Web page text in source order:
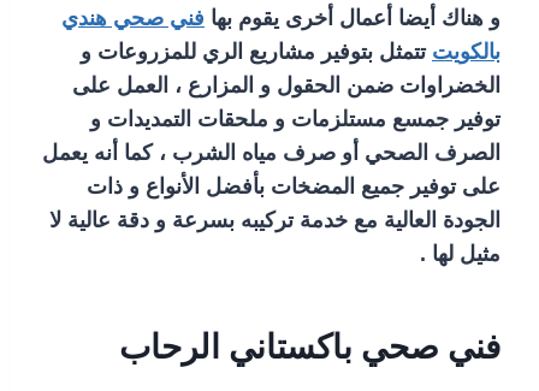
و هناك أيضا أعمال أخرى يقوم بها فني صحي هندي
بالكويت تتمثل بتوفير مشاريع الري للمزروعات و
الخضراوات ضمن الحقول و المزارع ، العمل على
توفير جمسع مستلزمات و ملحقات التمديدات و
الصرف الصحي أو صرف مياه الشرب ، كما أنه يعمل
على توفير جميع المضخات بأفضل الأنواع و ذات
الجودة العالية مع خدمة تركيبه بسرعة و دقة عالية لا
مثيل لها .
فني صحي باكستاني الرحاب